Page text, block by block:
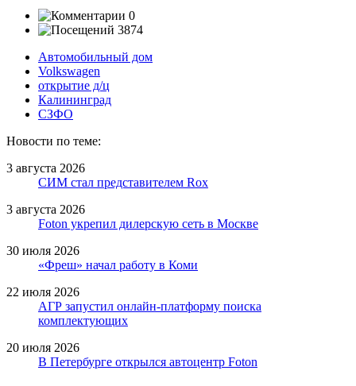
0
3874
Автомобильный дом
Volkswagen
открытие д/ц
Калининград
СЗФО
Новости по теме:
3 августа 2026
СИМ стал представителем Rox
3 августа 2026
Foton укрепил дилерскую сеть в Москве
30 июля 2026
«Фреш» начал работу в Коми
22 июля 2026
АГР запустил онлайн-платформу поиска
комплектующих
20 июля 2026
В Петербурге открылся автоцентр Foton